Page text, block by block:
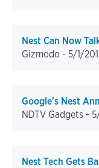
Nest Can Now
Gizmodo - 5/1/
Google's Nest
NDTV Gadgets -
Nest Tech Gets